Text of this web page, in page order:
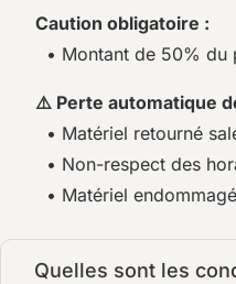
Caution obligatoire :
• Montant de 50% du
⚠️ Perte automatique
• Matériel retourné
• Non-respect des
• Matériel
Quelles sont les